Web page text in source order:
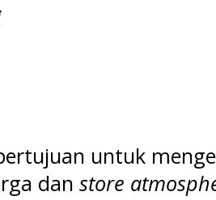
untuk
dan store